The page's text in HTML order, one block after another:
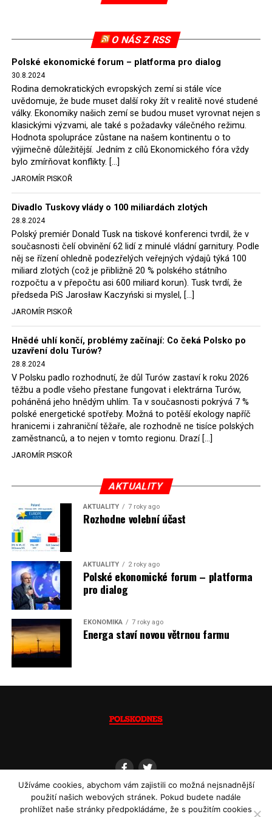
2022, než byl tento případ z důvodu uzavření dohody
Polska s Českou republikou o odstranění příčin sporu o
důl Turów vymazán z rejstříku tribunálu. Celkem si
Polsko nechalo z přiznaných evropských fondů odečíst
asi 70 milionů eur na pokutách a 45 milionů eur
zaplatilo jako odškodnění České republice – ale jak důl,
tak elektrárna nadále fungovaly. Už tehdy zástupci
tehdejší opozice a dnes vládnoucí koalice, jako
místopředseda Občanské platformy (PO) Rafał
Hołownia, přímo řekli, že by se polská vláda měla
tomuto rozhodnutí podřídit.
Rozhodnutí polského ministra spravedlnosti jistě potěší
německé, české a polské ekology, ale i těžaře. Je těžké si
představit, že by o takové věci rozhodoval sám ministr
Bodnar. Musel získat politický souhlas vládnoucí koalice.
Stále jsou totiž platné argumenty Morawieckého vlády,
že důl i elektrárna jsou – kromě zabezpečování cca 7 %
polského energetického mixu – klíčovými podniky, spolu
se svými dceřinými společnostmi zaměstnávají cca pět
tisíc lidí. Navíc s činností dolu a elektrárny nepřímo
souvisí dalších několik desítek tisíc pracovních míst v
regionu. Zelená politika ale opět zvítězila.
Rozhodnutí polského ministra spravedlnosti jistě potěší
německé, české a polské ekology, kteří žalobu u
správního soudu podali, ale také německé a české
možná vozit své hnědé uhlí. ČEZ bude také spokojen –
škrtnutím 7 % elektřiny znamená totiž pro Polsko zcela
neplánované a nečekané skokové zvýšení závislosti na
dovozu elektřiny už od roku 2027.
(psáno pro info.cz)
O NÁS Z RSS
Polské ekonomické forum – platforma pro dialog
30.8.2024
Rodina demokratických evropských zemí si stále více
uvědomuje, že bude muset další roky žít v realitě nové studené
války. Ekonomiky našich zemí se budou muset vyrovnat nejen s
klasickými výzvami, ale také s požadavky válečného režimu.
Hodnota spolupráce zůstane na našem kontinentu o to
výjimečně důležitější. Jedním z cílů Ekonomického fóra vždy
bylo zmírňovat konflikty. […]
JAROMÍR PISKOŘ
Divadlo Tuskovy vlády o 100 miliardách zlotých
28.8.2024
Polský premiér Donald Tusk na tiskové konferenci tvrdil, že v
současnosti čelí obvinění 62 lidí z minulé vládní garnitury. Podle
něj se řízení ohledně podezřelých veřejných výdajů týká 100
miliard zlotých (což je přibližně 20 % polského státního
rozpočtu a v přepočtu asi 600 miliard korun). Tusk tvrdí, že
předseda PiS Jarosław Kaczyński si myslel, […]
JAROMÍR PISKOŘ
Hnědé uhlí končí, problémy začínají: Co čeká Polsko po
uzavření dolu Turów?
28.8.2024
V Polsku padlo rozhodnutí, že důl Turów zastaví k roku 2026
těžbu a podle všeho přestane fungovat i elektrárna Turów,
poháněná jeho hnědým uhlím. Ta v současnosti pokrývá 7 %
polské energetické spotřeby. Možná to potěší ekology napříč
hranicemi i zahraniční těžaře, ale rozhodně ne tisíce polských
zaměstnanců, a to nejen v tomto regionu. Drazí […]
JAROMÍR PISKOŘ
AKTUALITY
AKTUALITY 7 roky ago
Rozhodne volební účast
AKTUALITY 2 roky ago
Polské ekonomické forum – platforma
pro dialog
EKONOMIKA 7 roky ago
Energa staví novou větrnou farmu
Užíváme cookies, abychom vám zajistili co možná nejsnadnější
použití našich webových stránek. Pokud budete nadále
prohlížet naše stránky předpokládáme, že s použitím cookies